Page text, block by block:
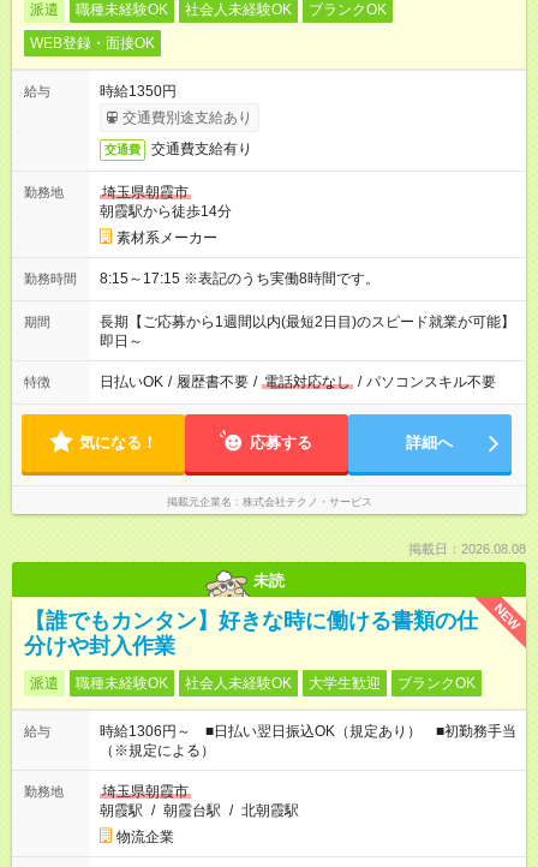
派遣 職種未経験OK 社会人未経験OK
ブランクOK
WEB登録・面接OK
給与
時給1350円
交通費別途支給あり
交通費 交通費支給有り
勤務地
埼玉県朝霞市
朝霞駅から徒歩14分
素材系メーカー
勤務時間 8:15～17:15 ※表記のうち実働8時間です。
期間
長期【ご応募から1週間以内(最短2日目)のスピード就業が可能】
即日～
特徴 日払いOK / 履歴書不要 / 電話対応なし / パソコンスキル不要
気になる！ 応募する 詳細へ
掲載元企業名 株式会社テクノ・サービス
掲載日：2026.08.08
未読
NEW
【誰でもカンタン】好きな時に働ける書類の仕
分けや封入作業
派遣 職種未経験OK 社会人未経験OK 大学生歓迎 ブランクOK
給与
時給1306円～ ■日払い翌日振込OK（規定あり） ■初勤務手当
（※規定による）
勤務地
埼玉県朝霞市
朝霞駅 / 朝霞台駅 / 北朝霞駅
物流企業